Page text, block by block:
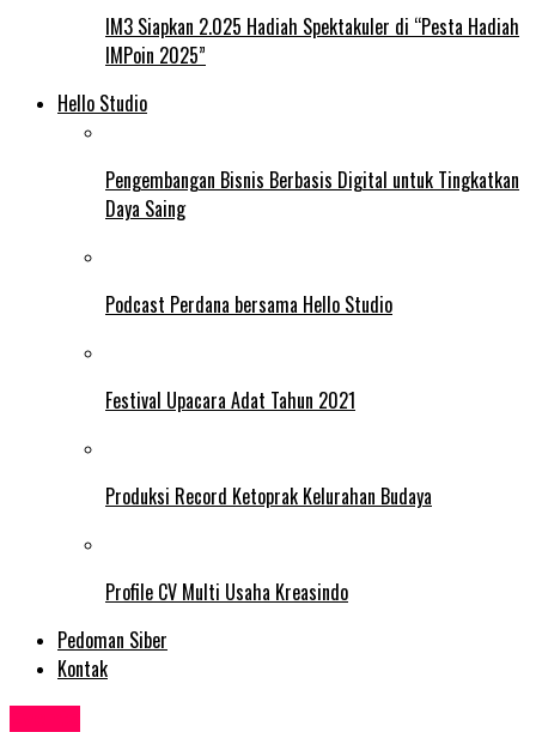
IM3 Siapkan 2.025 Hadiah Spektakuler di “Pesta Hadiah
IMPoin 2025”
Hello Studio
Pengembangan Bisnis Berbasis Digital untuk Tingkatkan
Daya Saing
Podcast Perdana bersama Hello Studio
Festival Upacara Adat Tahun 2021
Produksi Record Ketoprak Kelurahan Budaya
Profile CV Multi Usaha Kreasindo
Pedoman Siber
Kontak